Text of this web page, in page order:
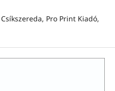
Pro Print Kiadó,